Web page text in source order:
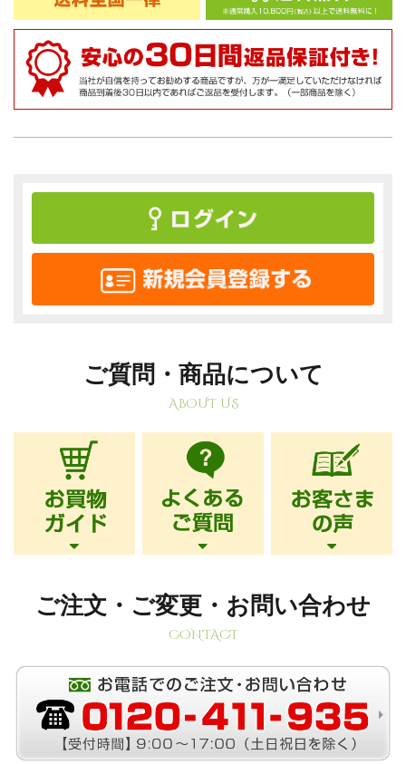
ご質問・商品について
ABOUT US
ご注文・ご変更・お問い合わせ
CONTACT